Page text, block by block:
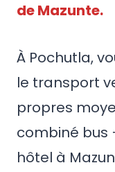
de Mazunte.
À Pochutla,
le transport
propres
combiné bus
hôtel à